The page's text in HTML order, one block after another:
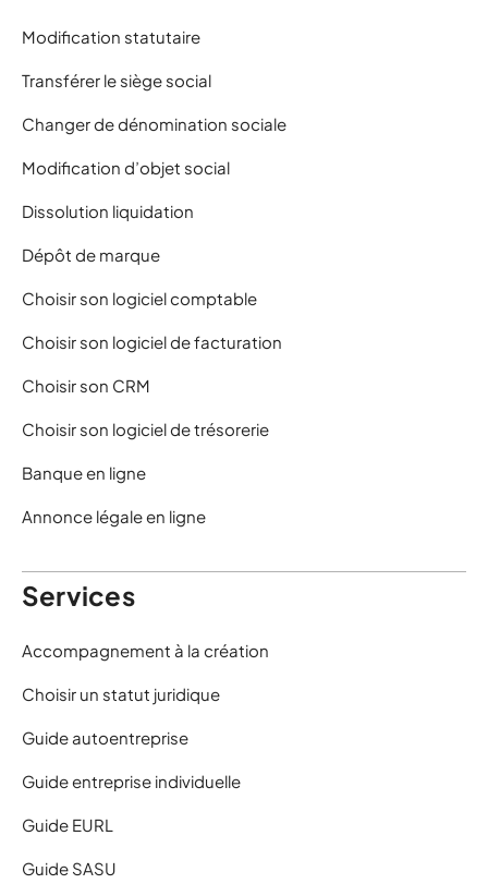
Modification statutaire
Transférer le siège social
Changer de dénomination sociale
Modification d’objet social
Dissolution liquidation
Dépôt de marque
Choisir son logiciel comptable
Choisir son logiciel de facturation
Choisir son CRM
Choisir son logiciel de trésorerie
Banque en ligne
Annonce légale en ligne
Services
Accompagnement à la création
Choisir un statut juridique
Guide autoentreprise
Guide entreprise individuelle
Guide EURL
Guide SASU